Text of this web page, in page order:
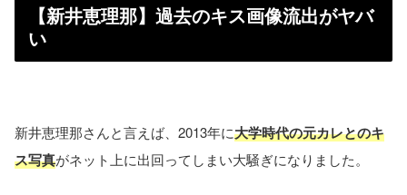
【新井恵理那】過去のキス画像流出がヤバ
い
新井恵理那さんと言えば、2013年に大学時代の元カレとのキ
ス写真がネット上に出回ってしまい大騒ぎになりました。